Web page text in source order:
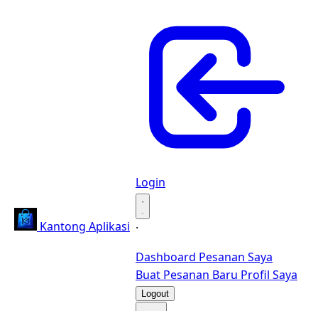
Kantong Aplikasi
Login
·
·
Dashboard Pesanan Saya
Buat Pesanan Baru Profil Saya
Logout